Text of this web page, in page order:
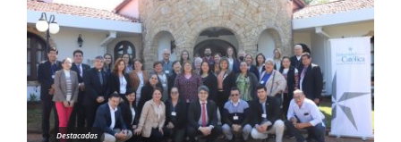
Destacadas